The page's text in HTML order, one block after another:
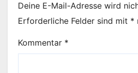
Deine E-Mail-Adresse wird
Erforderliche Felder sind mit *
Kommentar *